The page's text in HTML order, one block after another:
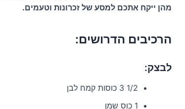
מהן ייקח אתכם למסע של זכרונות וטעמים.
הרכיבים הדרושים:
לבצק:
1/2 3 כוסות קמח לבן
1 כוס שמן